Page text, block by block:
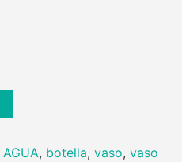
AGUA, botella, vaso, vaso